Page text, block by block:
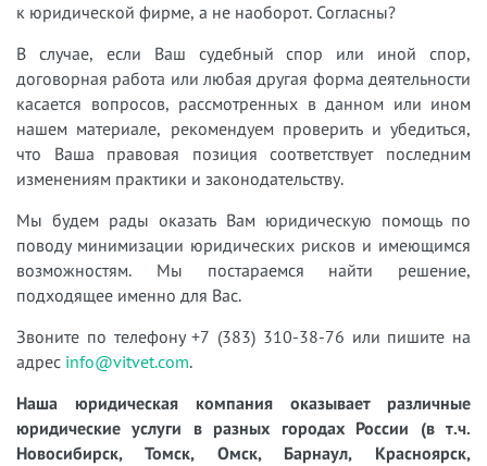
к юридической фирме, а не наоборот. Согласны?
В случае, если Ваш судебный спор или иной спор,
договорная работа или любая другая форма деятельности
касается вопросов, рассмотренных в данном или ином
нашем материале, рекомендуем проверить и убедиться,
что Ваша правовая позиция соответствует последним
изменениям практики и законодательству.
Мы будем рады оказать Вам юридическую помощь по
поводу минимизации юридических рисков и имеющимся
возможностям. Мы постараемся найти решение,
подходящее именно для Вас.
Звоните по телефону +7 (383) 310-38-76 или пишите на
адрес info@vitvet.com.
Наша юридическая компания оказывает различные
юридические услуги в разных городах России (в т.ч.
Новосибирск, Томск, Омск, Барнаул, Красноярск,